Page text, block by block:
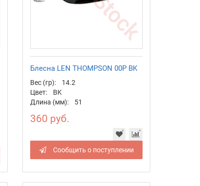
Блесна LEN THOMPSON 00P BK
Вес (гр):
14.2
Цвет:
BK
Длина (мм):
51
360 руб.
Сообщить о поступлении